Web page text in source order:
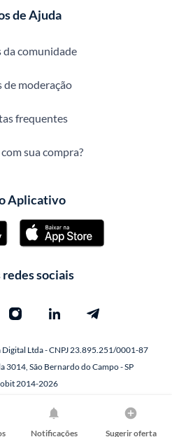
Notificações Sugerir oferta
de Ajuda
comunidade
moderação
frequentes
sua compra?
Aplicativo
redes sociais
Ltda - CNPJ 23.895.251/0001-87
3014, São Bernardo do Campo - SP
2014-2026